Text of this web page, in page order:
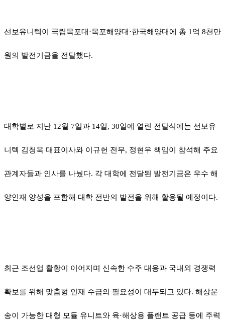
선보유니텍이 국립목포대 ·목포해양대 ·한국해양대에 총 1 억 8천만
원의 발전기금을 전달했다.
대학별로 지난 12월 7일과 14일, 30일에 열린 전달식에는 선보유
니텍 김청욱 대표이사와 이규헌 전무, 정현우 책임이 참석해 주요
관계자들과 인사를 나눴다. 각 대학에 전달된 발전기금은 우수 해
양인재 양성을 포함해 대학 전반의 발전을 위해 활용될 예정이다.
최근 조선업 활황이 이어지며 신속한 수주 대응과 국내외 경쟁력
확보를 위해 맞춤형 인재 수급의 필요성이 대두되고 있다. 해상운
송이 가능한 대형 모듈 유니트와 육·해상용 플랜트 공급 등에 주력